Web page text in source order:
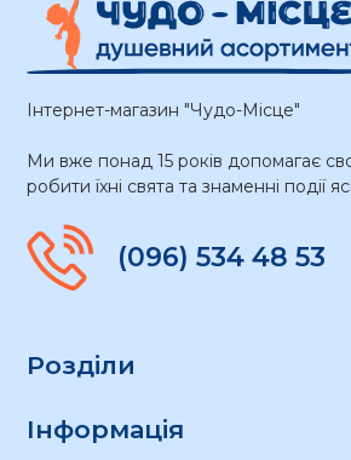
Інтернет-магазин "Чудо-Місце"
Ми вже понад 15 років допомагає
робити їхні свята та знаменні події
(096) 534 48 53
Розділи
Інформація